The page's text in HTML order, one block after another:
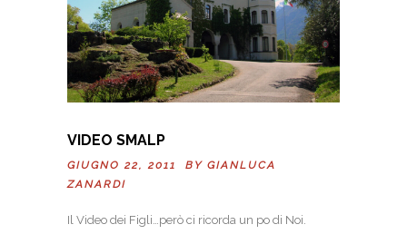
VIDEO SMALP
GIUGNO 22, 2011 BY GIANLUCA
ZANARDI
Il Video dei Figli…però ci ricorda un po di Noi.